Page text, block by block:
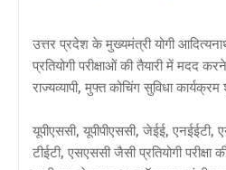
उत्तर प्रदेश के मुख्यमंत्री योगी
प्रतियोगी परीक्षाओं की तैयारी में मदद
राज्यव्यापी, मुफ्त कोचिंग सुविधा
यूपीएससी, यूपीपीएससी, जेईई, एनईईटी,
टीईटी, एसएससी जैसी प्रतियोगी परीक्षा